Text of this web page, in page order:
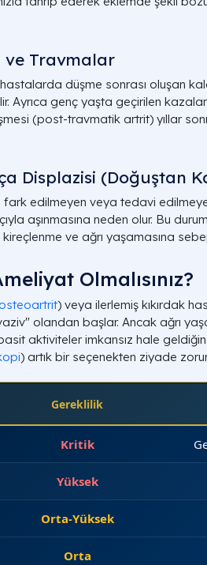
ve Travmalar
düşme sonrası oluşan
Ayrıca genç yaşta geçirilen
(post-travmatik artrit) yıllar
Displazisi (Doğuştan
edilmeyen veya tedavi
aşınmasına neden olur. Bu
ve ağrı yaşamasına
Olmalısınız?
) veya ilerlemiş kıkırdak
olandan başlar. Ancak ağrı
aktiviteler imkansız hale
) artık bir seçenekten ziyade
Gereklilik
Kritik
Yüksek
Orta-Yüksek
Orta